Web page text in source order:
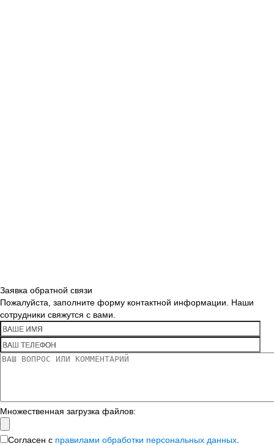
Заявка обратной связи
Пожалуйста, заполните форму контактной информации. Наши
сотрудники свяжутся с вами.
Множественная загрузка файлов:
Согласен с правилами обработки персональных данных